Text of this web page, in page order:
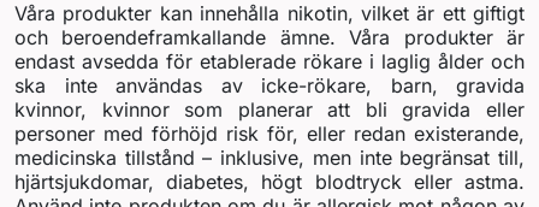
Våra produkter kan innehålla nikotin, vilket är ett giftigt
och beroendeframkallande ämne. Våra produkter är
endast avsedda för etablerade rökare i laglig ålder och
ska inte användas av icke-rökare, barn, gravida
kvinnor, kvinnor som planerar att bli gravida eller
personer med förhöjd risk för, eller redan existerande,
medicinska tillstånd – inklusive, men inte begränsat till,
hjärtsjukdomar, diabetes, högt blodtryck eller astma.